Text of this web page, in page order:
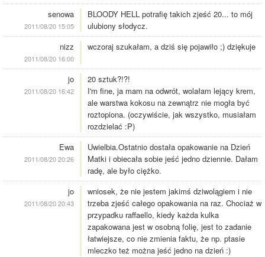
senowa
2011/08/20 15:05
BLOODY HELL potrafię takich zjeść 20... to mój
ulubiony słodycz.
nizz
2011/08/20 16:00
wczoraj szukałam, a dziś się pojawiło ;) dziękuje
jo
2011/08/20 16:42
20 sztuk?!?!
I'm fine, ja mam na odwrót, wolałam lejący krem,
ale warstwa kokosu na zewnątrz nie mogła być
roztopiona. (oczywiście, jak wszystko, musiałam
rozdzielać :P)
Ewa
2011/08/20 20:26
Uwielbia.Ostatnio dostała opakowanie na Dzień
Matki i obiecała sobie jeść jedno dziennie. Dałam
radę, ale było ciężko.
jo
2011/08/20 20:43
wniosek, że nie jestem jakimś dziwolągiem i nie
trzeba zjeść całego opakowania na raz. Chociaż w
przypadku raffaello, kiedy każda kulka
zapakowana jest w osobną folię, jest to zadanie
łatwiejsze, co nie zmienia faktu, że np. ptasie
mleczko też można jeść jedno na dzień :)